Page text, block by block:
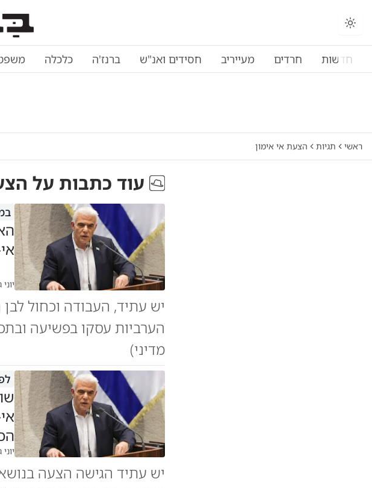
חדשות חרדים מעייריב חסידים ואנ"ש ברנז'ה כלכלה
ראשי תגיות הצעת אי אימון
עוד כתבות על
יש עתיד, העבודה וכחול
הערביות עסקו בפשיעה
מדיני)
יש עתיד הגישה הצעה